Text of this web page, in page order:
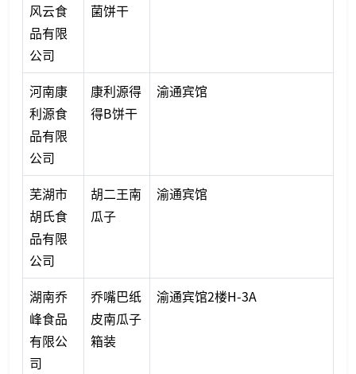
风云食
品有限
公司
菌饼干
河南康
利源食
品有限
公司
康利源得
得B饼干
渝通宾馆
芜湖市
胡氏食
品有限
公司
胡二王南
瓜子
渝通宾馆
湖南乔
峰食品
有限公
司
乔嘴巴纸
皮南瓜子
箱装
渝通宾馆2楼H-3A